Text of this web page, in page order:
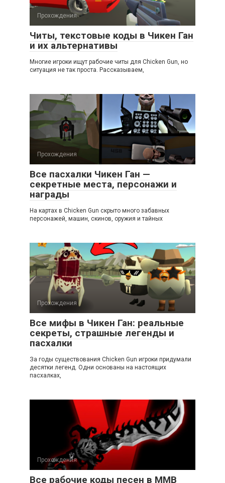
Прохождения
Читы, текстовые коды в Чикен Ган
и их альтернативы
Многие игроки ищут рабочие читы для Chicken Gun, но
ситуация не так проста. Рассказываем,
Прохождения
Все пасхалки Чикен Ган —
секретные места, персонажи и
награды
На картах в Chicken Gun скрыто много забавных
персонажей, машин, скинов, оружия и тайных
Прохождения
Все мифы в Чикен Ган: реальные
секреты, страшные легенды и
пасхалки
За годы существования Chicken Gun игроки придумали
десятки легенд. Одни основаны на настоящих
пасхалках,
Прохождения
Все рабочие коды песен в ММВ